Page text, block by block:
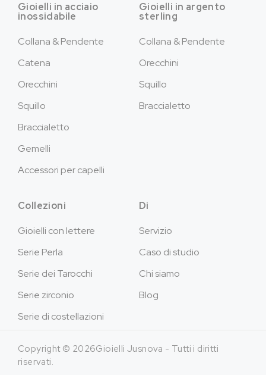
Gioielli in acciaio
inossidabile
Collana & Pendente
Catena
Orecchini
Squillo
Braccialetto
Gemelli
Accessori per capelli
Gioielli in argento
sterling
Collana & Pendente
Orecchini
Squillo
Braccialetto
Collezioni
Gioielli con lettere
Serie Perla
Serie dei Tarocchi
Serie zirconio
Serie di costellazioni
Di
Servizio
Caso di studio
Chi siamo
Blog
Copyright © 2026Gioielli Jusnova - Tutti i diritti
riservati.